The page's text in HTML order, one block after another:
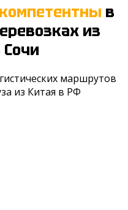
в
из
Сочи
маршрутов
из Китая в РФ